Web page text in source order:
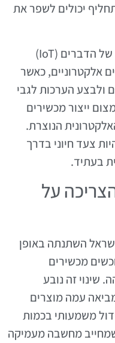
יכולים לשפר את
כמו כן, פיתוחים בתחום האינטרנט של הדברים (IoT)
אלקטרוניים, כאשר
ולבצע הערכות לגבי
ייצור מכשירים
הנוצרת.
צעד חיוני בדרך
בעתיד.
על
השתנתה באופן
מכשירים
שינוי זה נובע
עמה מוצרים
משמעותי בכמות
מחשבה מעמיקה